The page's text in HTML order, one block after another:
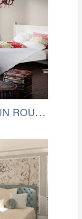
Ložnice MOULIN ROUGE